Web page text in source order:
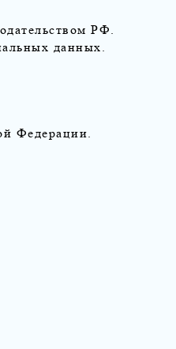
РФ.
данных.
Федерации.